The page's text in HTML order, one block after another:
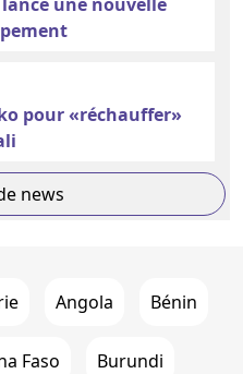
pour «réchauffer»
news
Angola Bénin
Faso Burundi